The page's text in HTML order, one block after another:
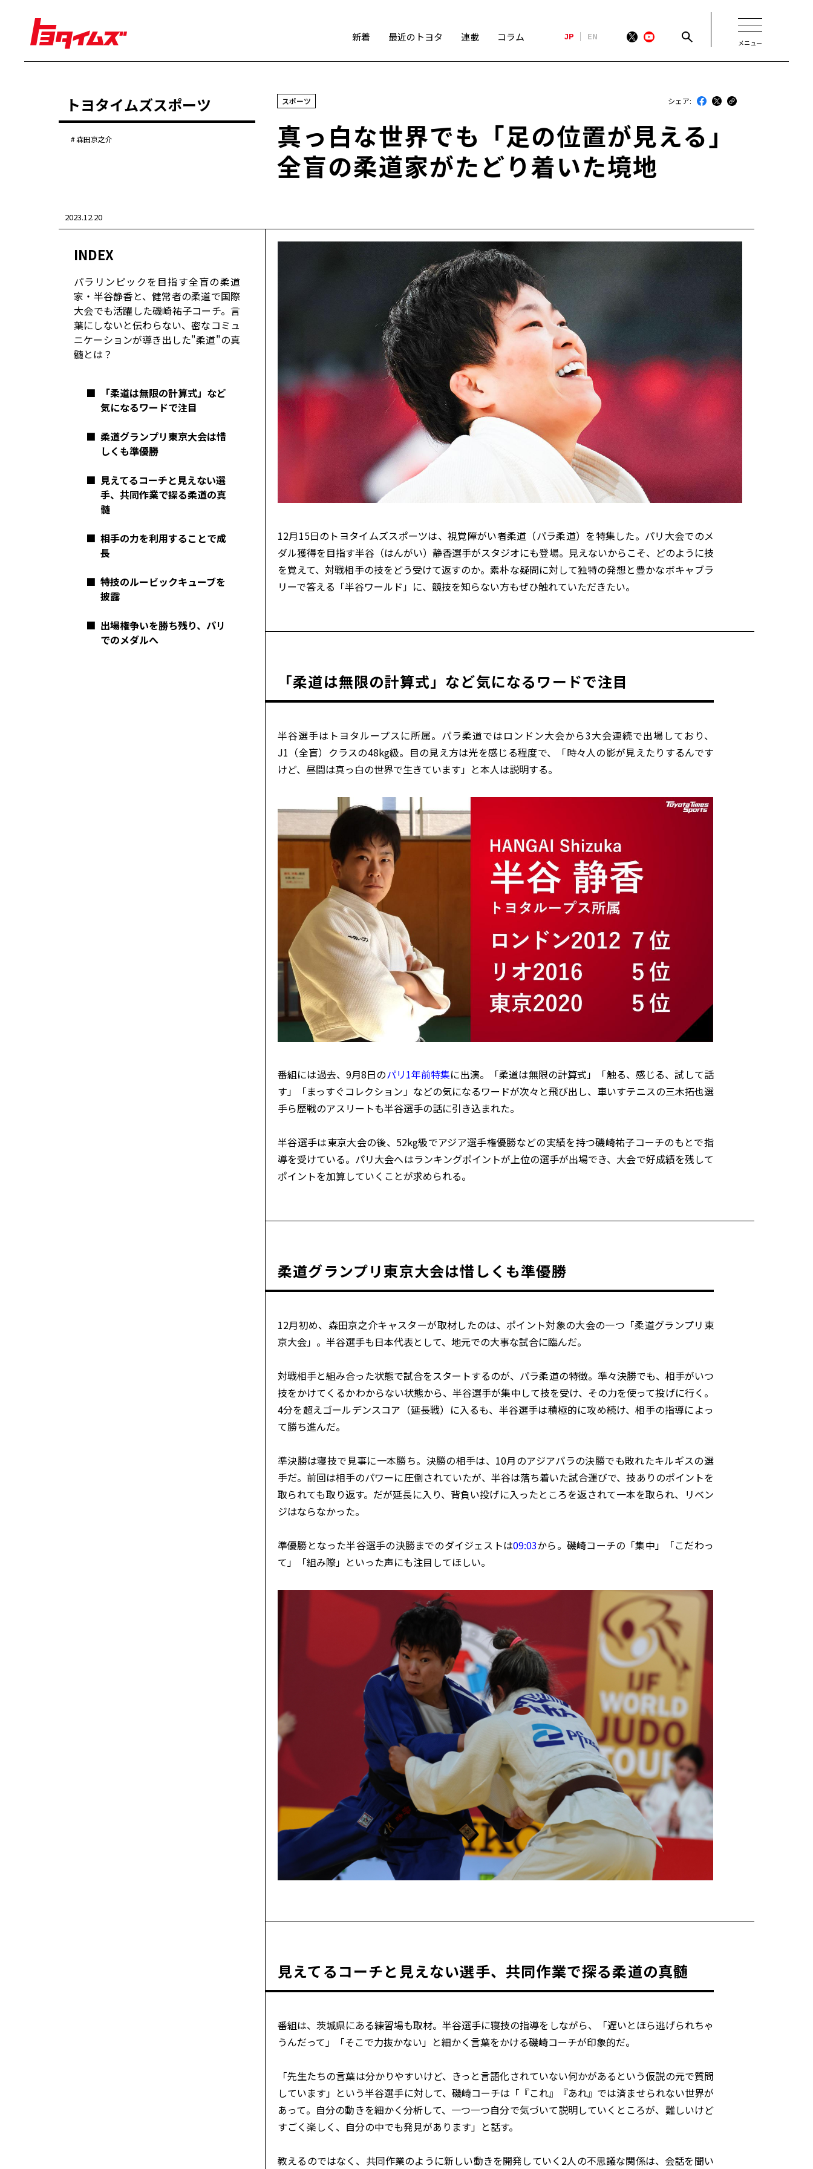
新着 最近のトヨタ 連載 コラム JP EN
メニュー
豊田章男 佐藤恒治 決算 株主総会
労使協議会
スポーツ
WRC TOYOTA GAZOO Racing
センチュリー
コーポレート
モビリティカンパニー トヨタグローバル
トヨタグループ モノづくり
日本自動車工業会（自工会）
最近のトヨタ
連載
トヨタイムズビジネス
トヨタイムズスポーツ
トヨタイムズPodcast
トヨタイムズスポーツ
森田京之介
スポーツ シェア:
真っ白な世界でも「足の位置が見える」
全盲の柔道家がたどり着いた境地
2023.12.20
INDEX
パラリンピックを目指す全盲の柔道
家・半谷静香と、健常者の柔道で国際
大会でも活躍した磯崎祐子コーチ。言
葉にしないと伝わらない、密なコミュ
ニケーションが導き出した"柔道"の真
髄とは？
■
「柔道は無限の計算式」など
気になるワードで注目
■ 柔道グランプリ東京大会は惜
しくも準優勝
■ 見えてるコーチと見えない選
手、共同作業で探る柔道の真
髄
■ 相手の力を利用することで成
長
■ 特技のルービックキューブを
披露
■ 出場権争いを勝ち残り、パリ
でのメダルへ
12月15日のトヨタイムズスポーツは、視覚障がい者柔道（パラ柔道）を特集した。パリ大会でのメ
ダル獲得を目指す半谷（はんがい）静香選手がスタジオにも登場。見えないからこそ、どのように技
を覚えて、対戦相手の技をどう受けて返すのか。素朴な疑問に対して独特の発想と豊かなボキャブラ
リーで答える「半谷ワールド」に、競技を知らない方もぜひ触れていただきたい。
「柔道は無限の計算式」など気になるワードで注目
半谷選手はトヨタループスに所属。パラ柔道ではロンドン大会から3大会連続で出場しており、
J1（全盲）クラスの48kg級。目の見え方は光を感じる程度で、「時々人の影が見えたりするんです
けど、昼間は真っ白の世界で生きています」と本人は説明する。
番組には過去、9月8日のパリ1年前特集に出演。「柔道は無限の計算式」「触る、感じる、試して話
す」「まっすぐコレクション」などの気になるワードが次々と飛び出し、車いすテニスの三木拓也選
手ら歴戦のアスリートも半谷選手の話に引き込まれた。
半谷選手は東京大会の後、52kg級でアジア選手権優勝などの実績を持つ磯崎祐子コーチのもとで指
導を受けている。パリ大会へはランキングポイントが上位の選手が出場でき、大会で好成績を残して
ポイントを加算していくことが求められる。
柔道グランプリ東京大会は惜しくも準優勝
12月初め、森田京之介キャスターが取材したのは、ポイント対象の大会の一つ「柔道グランプリ東
京大会」。半谷選手も日本代表として、地元での大事な試合に臨んだ。
対戦相手と組み合った状態で試合をスタートするのが、パラ柔道の特徴。準々決勝でも、相手がいつ
技をかけてくるかわからない状態から、半谷選手が集中して技を受け、その力を使って投げに行く。
4分を超えゴールデンスコア（延長戦）に入るも、半谷選手は積極的に攻め続け、相手の指導によっ
て勝ち進んだ。
準決勝は寝技で見事に一本勝ち。決勝の相手は、10月のアジアパラの決勝でも敗れたキルギスの選
手だ。前回は相手のパワーに圧倒されていたが、半谷は落ち着いた試合運びで、技ありのポイントを
取られても取り返す。だが延長に入り、背負い投げに入ったところを返されて一本を取られ、リベン
ジはならなかった。
準優勝となった半谷選手の決勝までのダイジェストは09:03から。磯崎コーチの「集中」「こだわっ
て」「組み際」といった声にも注目してほしい。
見えてるコーチと見えない選手、共同作業で探る柔道の真髄
番組は、茨城県にある練習場も取材。半谷選手に寝技の指導をしながら、「遅いとほら逃げられちゃ
うんだって」「そこで力抜かない」と細かく言葉をかける磯崎コーチが印象的だ。
「先生たちの言葉は分かりやすいけど、きっと言語化されていない何かがあるという仮説の元で質問
しています」という半谷選手に対して、磯崎コーチは「『これ』『あれ』では済ませられない世界が
あって。自分の動きを細かく分析して、一つ一つ自分で気づいて説明していくところが、難しいけど
すごく楽しく、自分の中でも発見があります」と話す。
教えるのではなく、共同作業のように新しい動きを開発していく2人の不思議な関係は、会話を聞い